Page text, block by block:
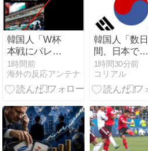
韓国人「W杯
本戦にパレス
チナ国旗持ち
込みはデマ」
→「2年前の
ったと判明」
1時間前
海外の反応アンテナ
韓国人「数日
間、日本で家
を留守にして
いたら起きる
ことがこち
1時間30分前
コリアル